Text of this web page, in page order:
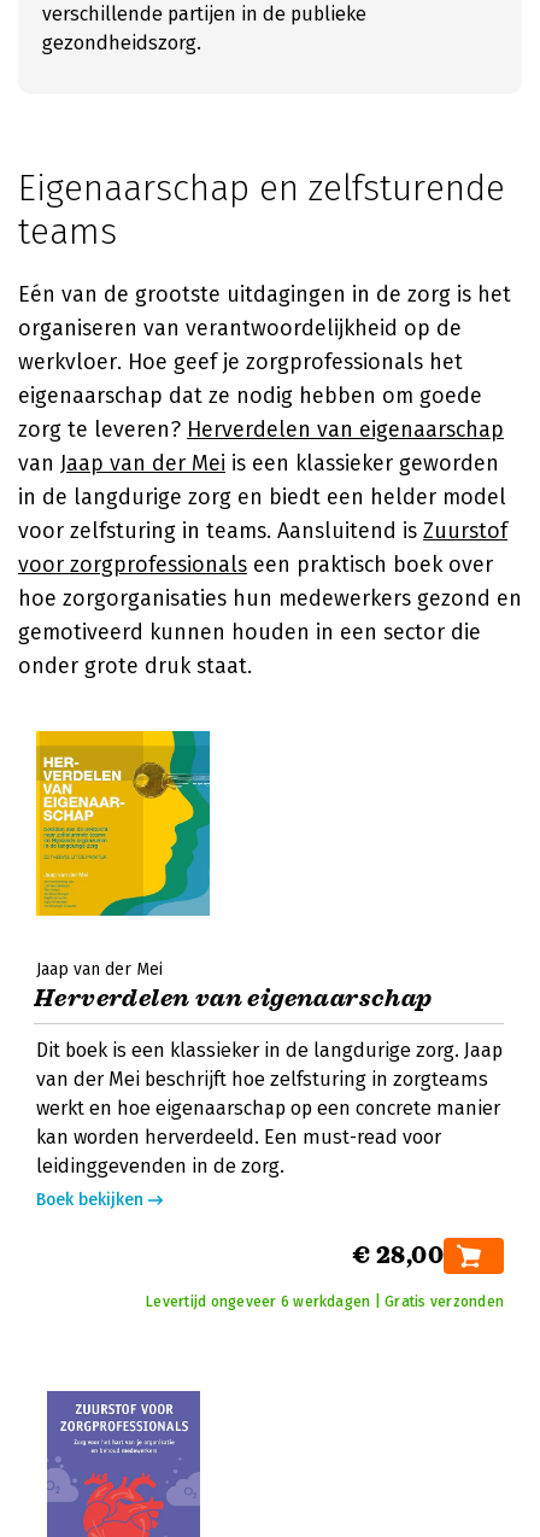
verschillende partijen in de publieke
gezondheidszorg.
Eigenaarschap en zelfsturende
teams
Eén van de grootste uitdagingen in de zorg is het
organiseren van verantwoordelijkheid op de
werkvloer. Hoe geef je zorgprofessionals het
eigenaarschap dat ze nodig hebben om goede
zorg te leveren? Herverdelen van eigenaarschap
van Jaap van der Mei is een klassieker geworden
in de langdurige zorg en biedt een helder model
voor zelfsturing in teams. Aansluitend is Zuurstof
voor zorgprofessionals een praktisch boek over
hoe zorgorganisaties hun medewerkers gezond en
gemotiveerd kunnen houden in een sector die
onder grote druk staat.
Jaap van der Mei
Herverdelen van eigenaarschap
Dit boek is een klassieker in de langdurige zorg. Jaap
van der Mei beschrijft hoe zelfsturing in zorgteams
werkt en hoe eigenaarschap op een concrete manier
kan worden herverdeeld. Een must-read voor
leidinggevenden in de zorg.
Boek bekijken
€ 28,00
Levertijd ongeveer 6 werkdagen | Gratis verzonden